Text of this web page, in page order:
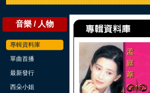
音樂 / 人物
專輯資料庫
單曲首播
最新發行
西朵小姐